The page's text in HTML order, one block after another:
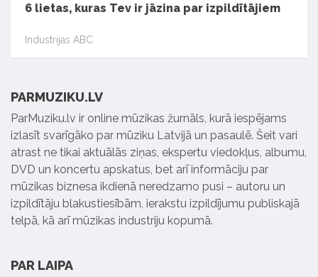
6 lietas, kuras Tev ir jāzina par izpildītājiem
Industrijas ABC
PARMUZIKU.LV
ParMuziku.lv ir online mūzikas žurnāls, kurā iespējams
izlasīt svarīgāko par mūziku Latvijā un pasaulē. Šeit vari
atrast ne tikai aktuālās ziņas, ekspertu viedokļus, albumu,
DVD un koncertu apskatus, bet arī informāciju par
mūzikas biznesa ikdienā neredzamo pusi – autoru un
izpildītāju blakustiesībām, ierakstu izpildījumu publiskajā
telpā, kā arī mūzikas industriju kopumā.
PAR LAIPA